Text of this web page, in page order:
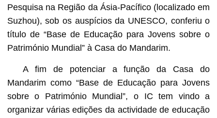
Pesquisa na Região da Ásia-Pacífico (localizado em
Suzhou), sob os auspícios da UNESCO, conferiu o
título de “Base de Educação para Jovens sobre o
Património Mundial” à Casa do Mandarim.
A fim de potenciar a função da Casa do
Mandarim como “Base de Educação para Jovens
sobre o Património Mundial”, o IC tem vindo a
organizar várias edições da actividade de educação